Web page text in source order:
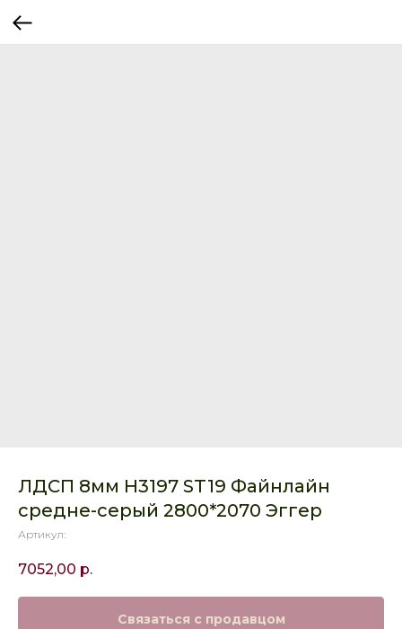
ЛДСП 8мм H3197 ST19 Файнлайн
средне-серый 2800*2070 Эггер
Артикул:
7052,00 р.
Связаться с продавцом